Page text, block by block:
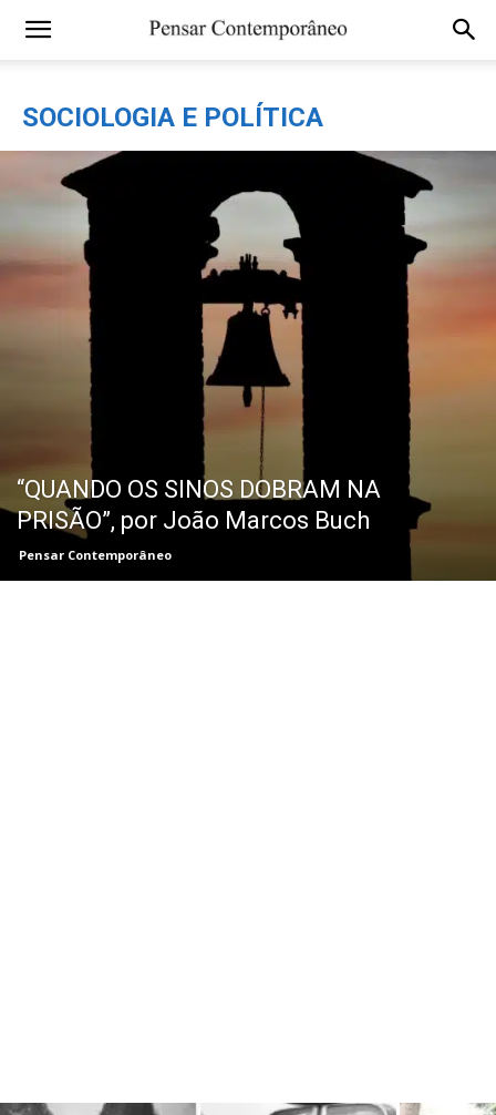
SOCIOLOGIA E POLÍTICA
“QUANDO OS SINOS DOBRAM NA
PRISÃO”, por João Marcos Buch
Pensar Contemporâneo